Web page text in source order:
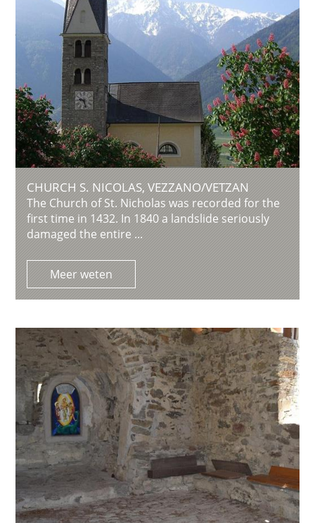
CHURCH S. NICOLAS, VEZZANO/VETZAN
The Church of St. Nicholas was recorded for the
first time in 1432. In 1840 a landslide seriously
damaged the entire ...
Meer weten